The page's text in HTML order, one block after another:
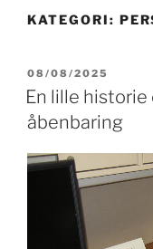
KATEGORI:
UDGIVET
DEN
08/08/2025
En lille
åbenbaring